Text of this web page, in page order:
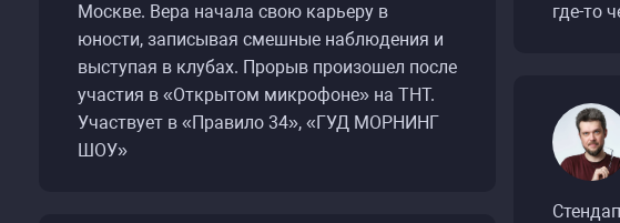
Москве. Вера начала свою карьеру в
юности, записывая смешные наблюдения и
выступая в клубах. Прорыв произошел после
участия в «Открытом микрофоне» на ТНТ.
Участвует в «Правило 34», «ГУД МОРНИНГ
ШОУ»
где-то